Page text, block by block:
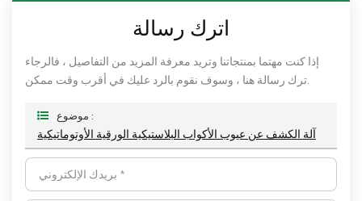
اترك رسالة
إذا كنت مهتما بمنتجاتنا وتريد معرفة المزيد من التفاصيل ، فالرجاء
موضوع :
آلة الكشف عن عيوب الأكواب البلاستيكية الورقية الأوتوماتيكية